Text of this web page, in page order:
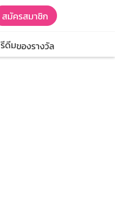
สมัครสมาชิก
รีดีมของรางวัล